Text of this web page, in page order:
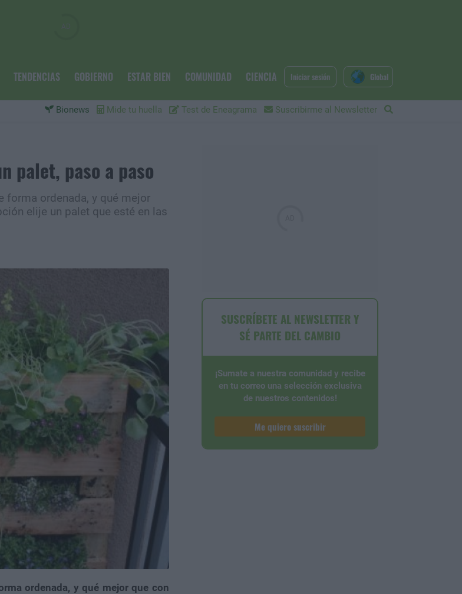
TENDENCIAS GOBIERNO ESTAR BIEN COMUNIDAD CIENCIA
Bionews Mide tu huella Test de Eneagrama Suscribirme al Newsletter
Iniciar sesión Global
palet, paso a paso
forma ordenada, y qué mejor
elije un palet que esté en las
ordenada, y qué mejor que con
SUSCRÍBETE AL NEWSLETTER Y
SÉ PARTE DEL CAMBIO
¡Sumate a nuestra comunidad y recibe
en tu correo una selección exclusiva
de nuestros contenidos!
Me quiero suscribir